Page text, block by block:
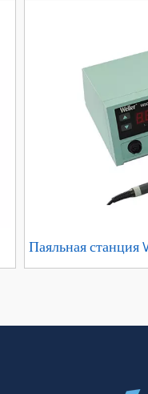
Паяльная станция
обслуживания